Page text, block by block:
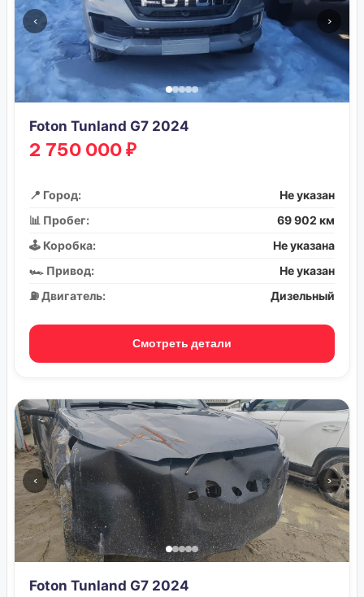
‹ ›
Foton Tunland G7 2024
2 750 000 ₽
📍 Город:
Не указан
📊 Пробег:
69 902 км
🕹️ Коробка:
Не указана
🏎️ Привод:
Не указан
⛽ Двигатель:
Дизельный
Смотреть детали
‹ ›
Foton Tunland G7 2024